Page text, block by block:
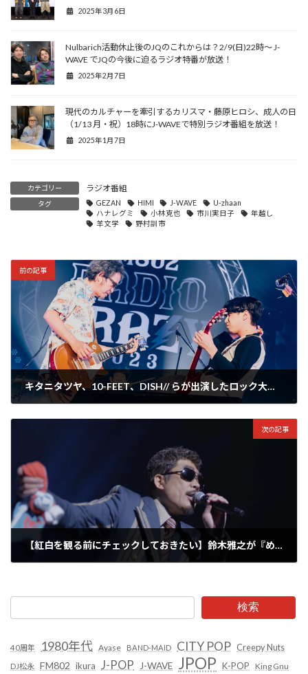
2025年3月6日
Nulbarich活動休止後のJQのこれからは？2/9(日)22時〜 J-
WAVE でJQの今後に迫るラジオ特番が放送！
2025年2月7日
現代のカルチャーを牽引するカリスマ・藤原ヒロシ、成人の日
（1/13 月・祝）18時にJ-WAVEで特別ラジオ番組を放送！
2025年1月7日
カテゴリー ラジオ番組
タグ GEZAN HIMI J-WAVE
U-zhaan
ハナレグミ
小林克也 市川実日子
年越し
羊文学
野村訓市
前の記事
キタニタツヤ、10-FEET、DISH// らが出演したロック大忘年会『FM802 RADIO CARAZY 2023』のライブレポートが公開
次の記事
【紅白を観る前にチェックしておきたい】鈴木雅之が『め組のひと』の最新ライブ映像を公開！
検索
40周年 1980年代 Ayase BAND-MAID CITY POP Creepy Nuts
DJ松永 FM802 ikura J-POP J-WAVE JPOP K-POP
King Gnu